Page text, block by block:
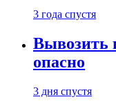
3 года спустя
Вывозить
опасно
3 дня спустя